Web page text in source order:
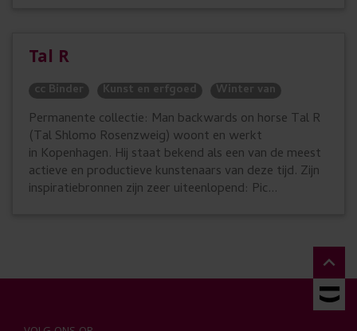
Tal R
cc Binder Kunst en erfgoed Winter van
Permanente collectie: Man backwards on horse Tal R
(Tal Shlomo Rosenzweig) woont en werkt
in Kopenhagen. Hij staat bekend als een van de meest
actieve en productieve kunstenaars van deze tijd. Zijn
inspiratiebronnen zijn zeer uiteenlopend: Pic...
